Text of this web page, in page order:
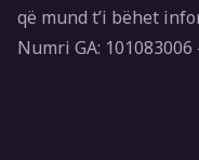
që mund t’i bëhet
Numri GA: